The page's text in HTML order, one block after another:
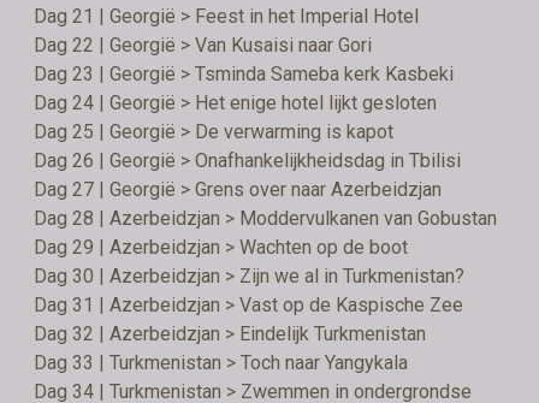
Dag 21 | Georgië > Feest in het Imperial Hotel
Dag 22 | Georgië > Van Kusaisi naar Gori
Dag 23 | Georgië > Tsminda Sameba kerk Kasbeki
Dag 24 | Georgië > Het enige hotel lijkt gesloten
Dag 25 | Georgië > De verwarming is kapot
Dag 26 | Georgië > Onafhankelijkheidsdag in Tbilisi
Dag 27 | Georgië > Grens over naar Azerbeidzjan
Dag 28 | Azerbeidzjan > Moddervulkanen van Gobustan
Dag 29 | Azerbeidzjan > Wachten op de boot
Dag 30 | Azerbeidzjan > Zijn we al in Turkmenistan?
Dag 31 | Azerbeidzjan > Vast op de Kaspische Zee
Dag 32 | Azerbeidzjan > Eindelijk Turkmenistan
Dag 33 | Turkmenistan > Toch naar Yangykala
Dag 34 | Turkmenistan > Zwemmen in ondergrondse